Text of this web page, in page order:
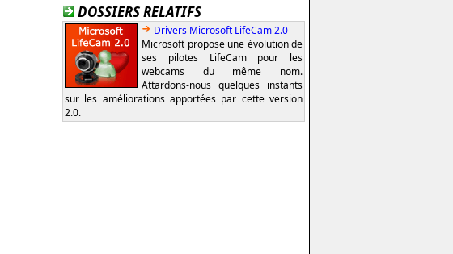
DOSSIERS RELATIFS
Drivers Microsoft LifeCam 2.0
Microsoft propose une évolution de
ses pilotes LifeCam pour les
webcams du même nom.
Attardons-nous quelques instants
sur les améliorations apportées par cette version
2.0.